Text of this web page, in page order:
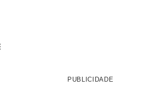
PUBLICIDADE